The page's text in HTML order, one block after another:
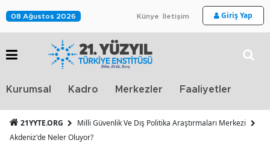
08 Ağustos 2026 Künye İletişim Giriş Yap
Kurumsal Kadro Merkezler Faaliyetler
21YYTE.ORG
Milli Güvenlik Ve Dış Politika Araştırmaları Merkezi
Akdeniz'de Neler Oluyor?